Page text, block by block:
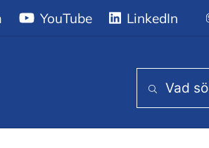
omsorgscollege
YouTube LinkedIn